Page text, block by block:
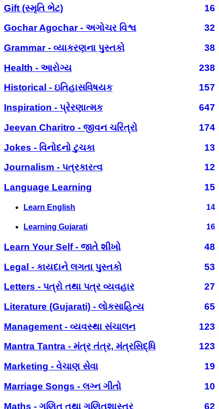
Gift (સ્મૃતિ ભેટ)
16
Gochar Agochar - અગોચર વિશ્વ
32
Grammar - વ્યાકરણના પુસ્તકો
38
Health - આરોગ્ય
238
Historical - ઇતિહાસવિષયક
157
Inspiration - પ્રેરણાત્મક
647
Jeevan Charitro - જીવન ચરિત્રો
174
Jokes - વિનોદનો ટુચકા
13
Journalism - પત્રકારત્વ
12
Language Learning
15
Learn English 14
Learning Gujarati 16
Learn Your Self - જાતે શીખો
48
Legal - કાયદાને લગતા પુસ્તકો
53
Letters - પત્રો તથા પત્ર વ્યવહાર
27
Literature (Gujarati) - લોકસાહિત્ય
65
Management - વ્યવસ્થા સંચાલન
123
Mantra Tantra - મંત્ર તંત્ર, મંત્રસિદ્ધિ
123
Marketing - વેચાણ સેવા
19
Marriage Songs - લગ્ન ગીતો
10
Maths - ગણિત તથા ગણિતશાસ્ત્ર
62